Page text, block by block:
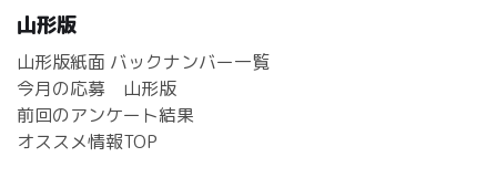
山形版
山形版紙面 バックナンバー一覧
今月の応募 山形版
前回のアンケート結果
オススメ情報TOP